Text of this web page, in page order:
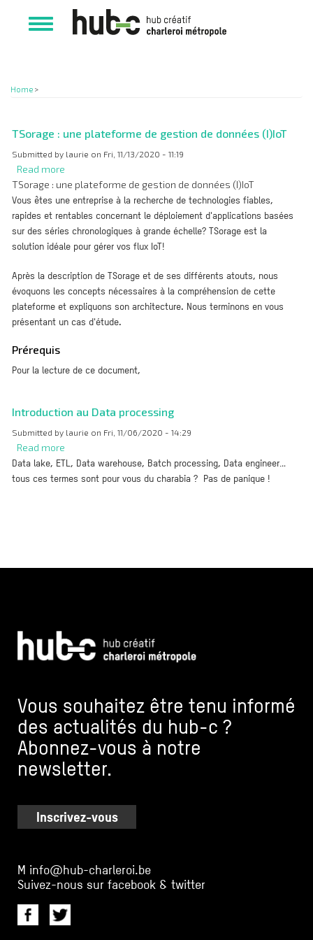
Toggle
navigation
Stockage de données
Home >
TSorage : une plateforme de gestion de données (I)IoT
Submitted by laurie on Fri, 11/13/2020 - 11:19
Read more
TSorage
:
une
plateforme
de
de
données
(I)IoT
TSorage : une plateforme de gestion de données (I)IoT
Vous êtes une entreprise à la recherche de technologies fiables,
rapides et rentables concernant le déploiement d'applications basées
sur des séries chronologiques à grande échelle? TSorage est la
solution idéale pour gérer vos flux IoT!
Après la description de TSorage et de ses différents atouts, nous
évoquons les concepts nécessaires à la compréhension de cette
plateforme et expliquons son architecture. Nous terminons en vous
présentant un cas d'étude.
Prérequis
Pour la lecture de ce document,
Introduction au Data processing
Submitted by laurie on Fri, 11/06/2020 - 14:29
Read more
Introduction
au
Data lake, ETL, Data warehouse, Batch processing, Data engineer…
tous ces termes sont pour vous du charabia ? Pas de panique !
Vous souhaitez être tenu informé
des actualités du hub-c ?
Abonnez-vous à notre
newsletter.
Inscrivez-vous
M info@hub-charleroi.be
Suivez-nous sur facebook & twitter